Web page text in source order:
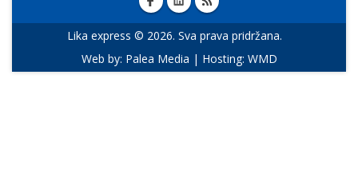
Lika express © 2026. Sva prava pridržana.
Web by: Palea Media | Hosting: WMD